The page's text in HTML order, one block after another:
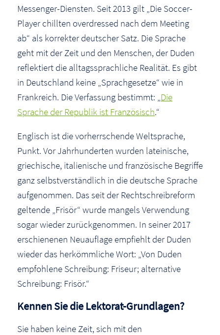
Messenger-Diensten. Seit 2013 gilt „Die Soccer-
Player chillten overdressed nach dem Meeting
ab“ als korrekter deutscher Satz. Die Sprache
geht mit der Zeit und den Menschen, der Duden
reflektiert die alltagssprachliche Realität. Es gibt
in Deutschland keine „Sprachgesetze“ wie in
Frankreich. Die Verfassung bestimmt: „Die
Sprache der Republik ist Französisch.“
Englisch ist die vorherrschende Weltsprache,
Punkt. Vor Jahrhunderten wurden lateinische,
griechische, italienische und französische Begriffe
ganz selbstverständlich in die deutsche Sprache
aufgenommen. Das seit der Rechtschreibreform
geltende „Frisör“ wurde mangels Verwendung
sogar wieder zurückgenommen. In seiner 2017
erschienenen Neuauflage empfiehlt der Duden
wieder das herkömmliche Wort: „Von Duden
empfohlene Schreibung: Friseur; alternative
Schreibung: Frisör.“
Kennen Sie die Lektorat-Grundlagen?
Sie haben keine Zeit, sich mit den